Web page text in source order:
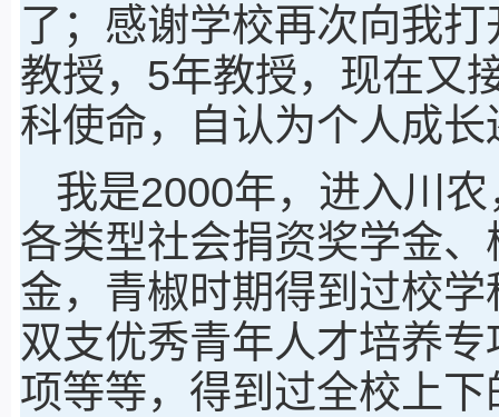
了；感谢学校再次向我
教授，5年教授，现在又
科使命，自认为个人成
我是2000年，进入川
各类型社会捐资奖学金
金，青椒时期得到过校
双支优秀青年人才培养
项等等，得到过全校上